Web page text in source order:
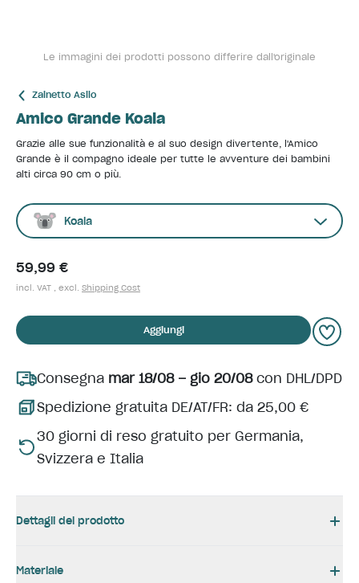
Le immagini dei prodotti possono differire dall'originale
Zainetto Asilo
Amico Grande Koala
Grazie alle sue funzionalità e al suo design divertente, l'Amico
Grande è il compagno ideale per tutte le avventure dei bambini
alti circa 90 cm o più.
Koala
59,99 €
incl. VAT , excl. Shipping Cost
Aggiungi
Consegna mar 18/08 – gio 20/08con DHL/DPD
Spedizione gratuita DE/AT/FR: da 25,00 €
30 giorni di reso gratuito per Germania,
Svizzera e Italia
Dettagli del prodotto
Materiale